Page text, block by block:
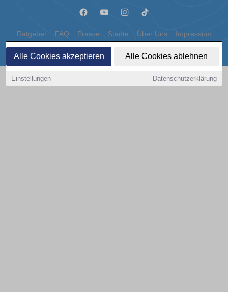
Alle Cookies akzeptieren Alle Cookies ablehnen
Einstellungen Datenschutzerklärung
Ratgeber FAQ Presse Städte Über Uns Impressum
Datenschutz Cookies
Copyright © 2000 - 2026 | 1A Infosysteme GmbH | Content by: 1a-sites-autos